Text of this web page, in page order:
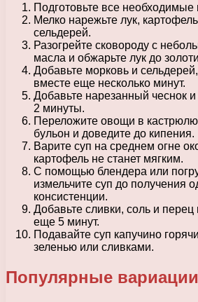
Подготовьте все необходимые
Мелко нарежьте лук,
сельдерей.
Разогрейте сковороду с
масла и обжарьте лук до
Добавьте морковь и
вместе еще несколько минут.
Добавьте нарезанный чеснок
2 минуты.
Переложите овощи в
бульон и доведите до кипения.
Варите суп на среднем огне
картофель не станет мягким.
С помощью блендера или
измельчите суп до получения
консистенции.
Добавьте сливки, соль и перец
еще 5 минут.
Подавайте суп капучино
зеленью или сливками.
Популярные